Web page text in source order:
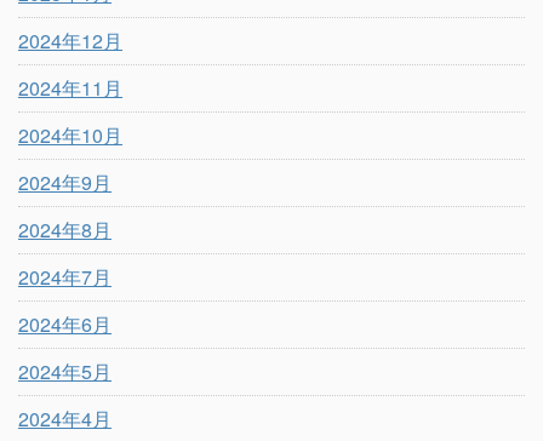
2024年12月
2024年11月
2024年10月
2024年9月
2024年8月
2024年7月
2024年6月
2024年5月
2024年4月